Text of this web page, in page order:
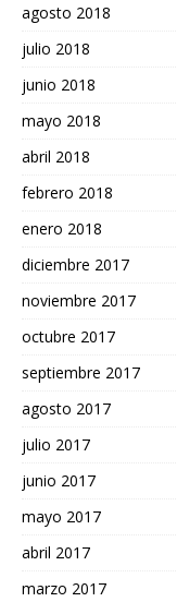
agosto 2018
julio 2018
junio 2018
mayo 2018
abril 2018
febrero 2018
enero 2018
diciembre 2017
noviembre 2017
octubre 2017
septiembre 2017
agosto 2017
julio 2017
junio 2017
mayo 2017
abril 2017
marzo 2017